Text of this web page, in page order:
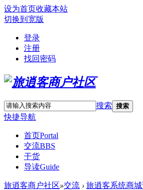
设为首页收藏本站
切换到宽版
登录
注册
找回密码
搜索 搜索
快捷导航
首页Portal
交流BBS
干货
导读Guide
旅逍客商户社区»交流 › 旅逍客系统商